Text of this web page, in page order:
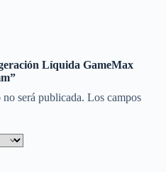
Líquida GameMax
será publicada. Los campos